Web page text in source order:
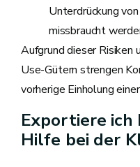
Unterdrückung
missbraucht
Aufgrund dieser Risiken
Use-Gütern strengen
vorherige Einholung
Exportiere ich
Hilfe bei der